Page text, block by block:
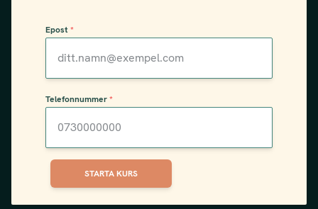
Epost*
Telefonnummer*
STARTA KURS